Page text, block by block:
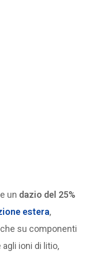
un dazio del 25%
estera,
su componenti
ioni di litio,